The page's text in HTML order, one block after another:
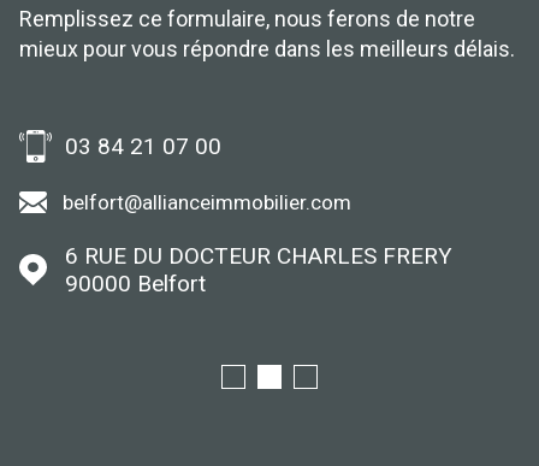
Remplissez ce formulaire, nous ferons de notre
mieux pour vous répondre dans les meilleurs délais.
03 84 21 07 00
belfort@allianceimmobilier.com
6 RUE DU DOCTEUR CHARLES FRERY
90000
Belfort